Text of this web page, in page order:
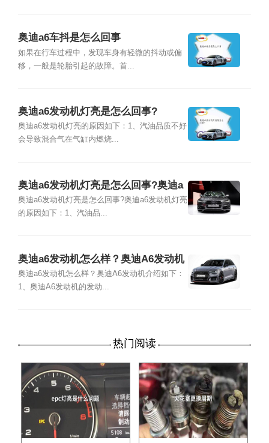
奥迪a6车抖是怎么回事
如果在行车过程中，发现车身有轻微的抖动或偏
移，一般是轮胎引起的故障。首...
奥迪a6发动机灯亮是怎么回事?
奥迪a6发动机灯亮的原因如下：1、汽油品质不好
会导致混合气在气缸内燃烧...
奥迪a6发动机灯亮是怎么回事?奥迪a
6发动机灯亮的原因
奥迪a6发动机灯亮是怎么回事?奥迪a6发动机灯亮
的原因如下：1、汽油品...
奥迪a6发动机怎么样？奥迪A6发动机
介绍
奥迪a6发动机怎么样？奥迪A6发动机介绍如下：
1、奥迪A6发动机的发动...
热门阅读